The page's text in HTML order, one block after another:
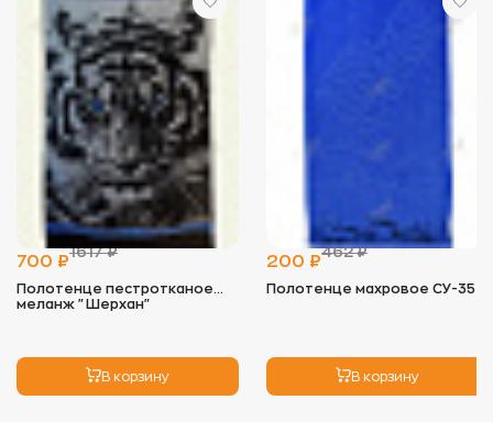
предпочтительно гели, и минимальное
количество кондиционера, так как он снижает
впитывающие свойства ткани.
- Оптимальная температура для стирки — 40°C. В
некоторых случаях (например, для полотенец)
допустимо повышение температуры до 60°C, но
регулярно стирать при высокой температуре не
рекомендуется.
2. Сушка:
- Избегайте длительного воздействия прямых
солнечных лучей, чтобы цвет не выгорал.
- Идеальный вариант — сушка на воздухе, но
можно использовать сушильную машину на
низких оборотах. Это помогает сохранить
3.Глажка:
используйте режим деликатной глажки с низкой
температурой.
700 ₽
1617 ₽
Полотенце пестротканое
меланж "Шерхан"
В корзину
200 ₽
462 ₽
Полотенце махровое СУ-35
В корзину